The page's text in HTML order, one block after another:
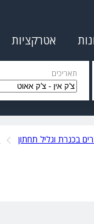
אטרקציות
תאריכים
בכנרת וגליל תחתון